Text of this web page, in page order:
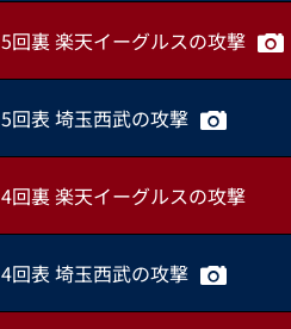
5回裏 楽天イーグルスの攻撃
5回表 埼玉西武の攻撃
4回裏 楽天イーグルスの攻撃
4回表 埼玉西武の攻撃